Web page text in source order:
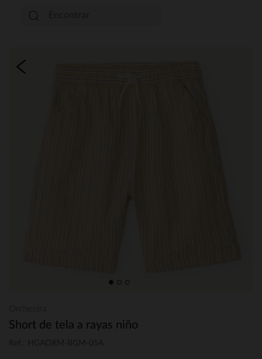
Short de tela a rayas niño